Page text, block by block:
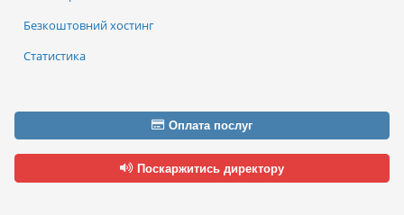
Безкоштовний хостинг
Статистика
Оплата послуг
Поскаржитись директору